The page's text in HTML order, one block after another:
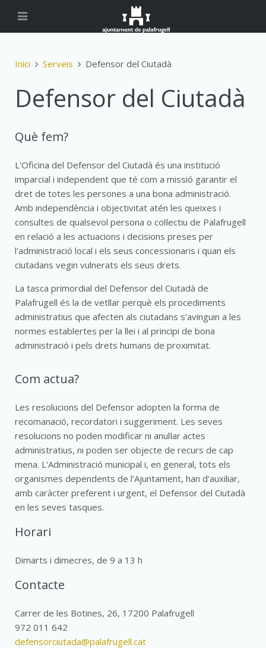
Inici Serveis Defensor del Ciutadà
Defensor del Ciutadà
Què fem?
L'Oficina del Defensor del Ciutadà és una institució
imparcial i independent que té com a missió garantir el
dret de totes les persones a una bona administració.
Amb independència i objectivitat atén les queixes i
consultes de qualsevol persona o col·lectiu de Palafrugell
en relació a les actuacions i decisions preses per
l'administració local i els seus concessionaris i quan els
ciutadans vegin vulnerats els seus drets.
La tasca primordial del Defensor del Ciutadà de
Palafrugell és la de vetllar perquè els procediments
administratius que afecten als ciutadans s'avinguin a les
normes establertes per la llei i al principi de bona
administració i pels drets humans de proximitat.
Com actua?
Les resolucions del Defensor adopten la forma de
recomanació, recordatori i suggeriment. Les seves
resolucions no poden modificar ni anul·lar actes
administratius, ni poden ser objecte de recurs de cap
mena. L'Administració municipal i, en general, tots els
organismes dependents de l'Ajuntament, han d'auxiliar,
amb caràcter preferent i urgent, el Defensor del Ciutadà
en les seves tasques.
Horari
Dimarts i dimecres, de 9 a 13 h
Contacte
Carrer de les Botines, 26, 17200 Palafrugell
972 011 642
defensorciutada@palafrugell.cat